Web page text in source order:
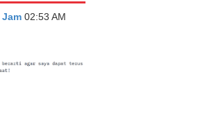
Jam 02:53 AM